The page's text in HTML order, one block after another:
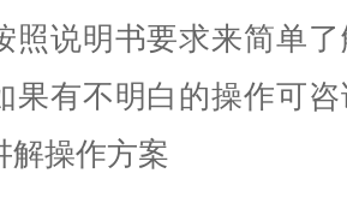
照说明书要求来简单
果有不明白的操作可
解操作方案